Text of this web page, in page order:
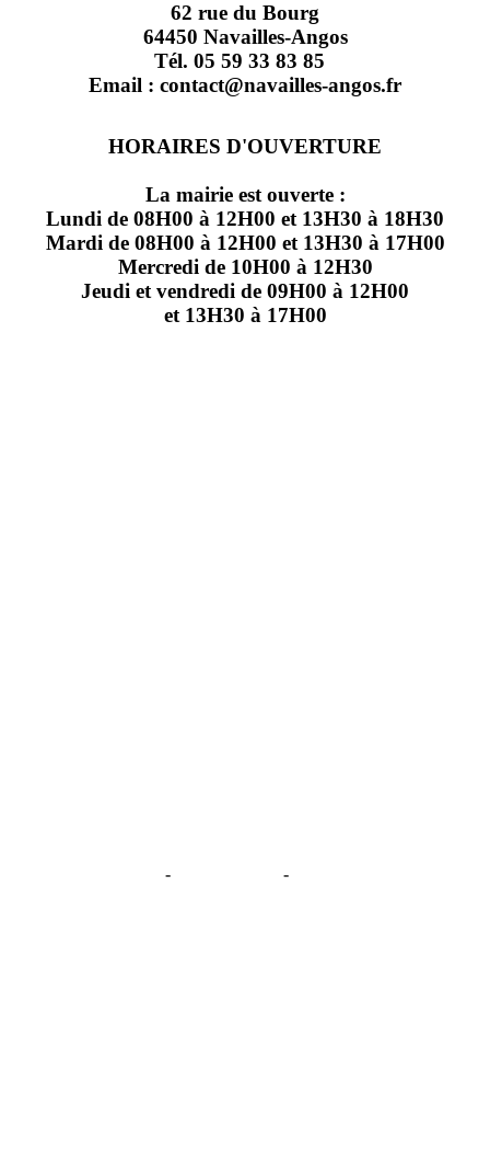
62 rue du Bourg
64450 Navailles-Angos
Tél. 05 59 33 83 85
Email : contact@navailles-angos.fr
HORAIRES D'OUVERTURE
La mairie est ouverte :
Lundi de 08H00 à 12H00 et 13H30 à 18H30
Mardi de 08H00 à 12H00 et 13H30 à 17H00
Mercredi de 10H00 à 12H30
Jeudi et vendredi de 09H00 à 12H00
et 13H30 à 17H00
- -